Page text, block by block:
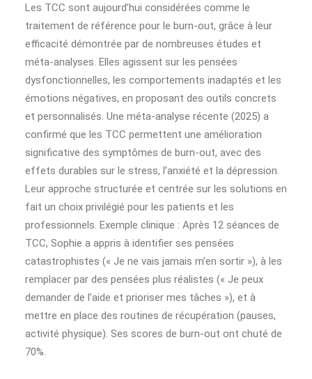
Les TCC sont aujourd’hui considérées comme le
traitement de référence pour le burn-out, grâce à leur
efficacité démontrée par de nombreuses études et
méta-analyses. Elles agissent sur les pensées
dysfonctionnelles, les comportements inadaptés et les
émotions négatives, en proposant des outils concrets
et personnalisés. Une méta-analyse récente (2025) a
confirmé que les TCC permettent une amélioration
significative des symptômes de burn-out, avec des
effets durables sur le stress, l’anxiété et la dépression.
Leur approche structurée et centrée sur les solutions en
fait un choix privilégié pour les patients et les
professionnels. Exemple clinique : Après 12 séances de
TCC, Sophie a appris à identifier ses pensées
catastrophistes (« Je ne vais jamais m’en sortir »), à les
remplacer par des pensées plus réalistes (« Je peux
demander de l’aide et prioriser mes tâches »), et à
mettre en place des routines de récupération (pauses,
activité physique). Ses scores de burn-out ont chuté de
70%.